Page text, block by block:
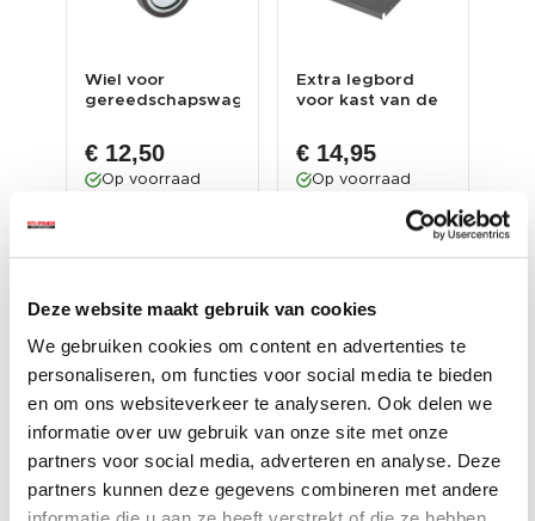
Deze website maakt gebruik van cookies
We gebruiken cookies om content en advertenties te
personaliseren, om functies voor social media te bieden
en om ons websiteverkeer te analyseren. Ook delen we
informatie over uw gebruik van onze site met onze
partners voor social media, adverteren en analyse. Deze
partners kunnen deze gegevens combineren met andere
Wiel voor
gereedschapswagens
0704
€ 12,50
Op voorraad
Extra legbord
voor kast van de
0...
€ 14,95
Op voorraad
Gewicht: 1630